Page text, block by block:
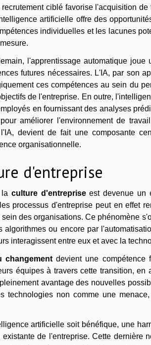
ciblé favorise l'acquisition
artificielle offre des
individuelles et les lacunes
l'apprentissage automatique joue
futures nécessaires. L'IA, par son
ces compétences au sein du
de l'entreprise. En outre,
en fournissant des analyses
améliorer l'environnement de
devient de fait une composante
organisationnelle.
d'entreprise
culture d'entrepriseest devenue un
processus d'entreprise peut en effet
sein des organisations. Ce phénomène
ou encore par
interagissent entre eux et avec la
changement devient une compétence
équipes à travers cette transition, en
avantage des nouvelles
technologies non comme une
artificielle soit bénéfique, une
de l'entreprise. Cette dernière